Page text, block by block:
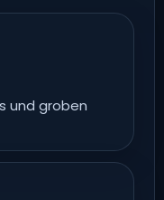
und groben